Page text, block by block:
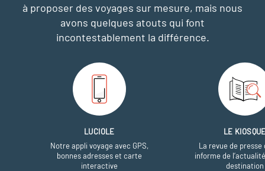
à proposer des voyages sur mesure, mais nous
avons quelques atouts qui font
incontestablement la différence.
LUCIOLE
Notre appli voyage avec GPS,
bonnes adresses et carte
interactive
LE
La revue de presse
informe de
destination